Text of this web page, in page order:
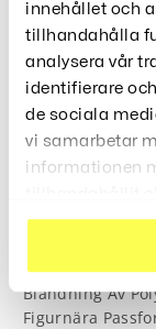
innehållet och
tillhandahålla
analysera vår
identifierare
de sociala
vi samarbetar
informationen
använt deras
Tightsen För Att
Dessa
Tomteälvor Och
Blandning Av
Figurnära